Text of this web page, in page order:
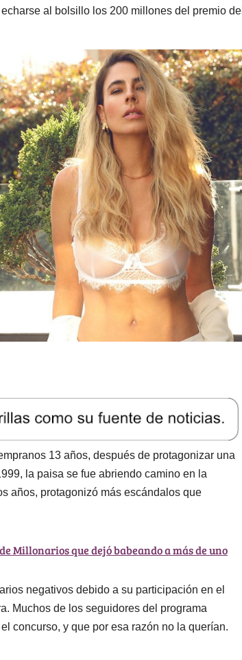
al bolsillo los 200 millones del premio del
13 años, después de protagonizar una
la paisa se fue abriendo camino en la
años, protagonizó más escándalos que
Millonarios que dejó babeando a más de uno
negativos debido a su participación en el
Muchos de los seguidores del programa
concurso, y que por esa razón no la querían.